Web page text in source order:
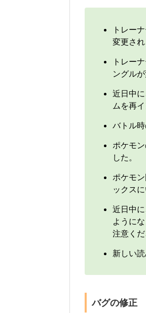
トレー
変更さ
トレー
ングル
近日中
ムを再
バトル
ポケモ
した。
ポケモ
ックス
近日中
ように
注意くだ
新しい
バグの修正